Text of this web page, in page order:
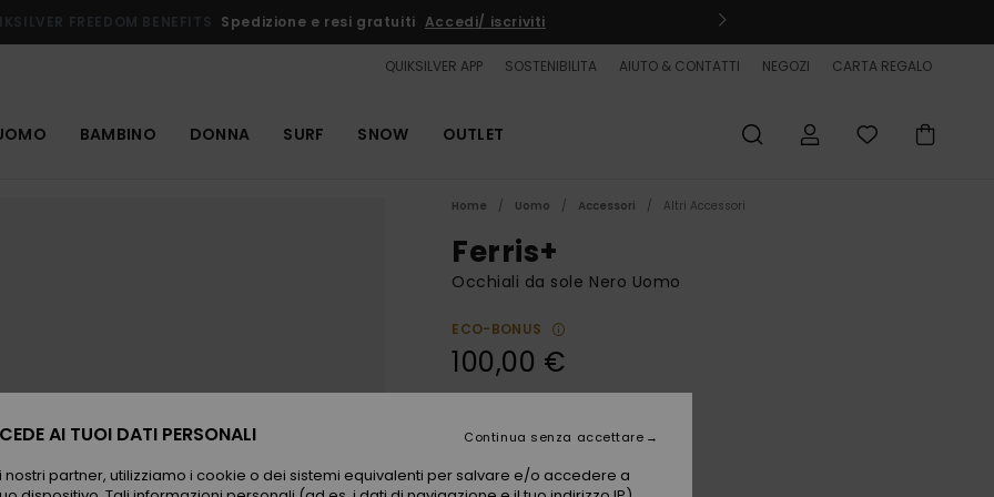
FREEDOM BENEFITS Spedizione e resi gratuiti Accedi/ iscriviti
QUIKSILVER APP SOSTENIBILITA AIUTO & CONTATTI NEGOZI CARTA REGALO
BAMBINO DONNA SURF SNOW OUTLET
Home Uomo Accessori Altri Accessori
Ferris+
Occhiali da sole Nero Uomo
ECO-BONUS
100,00 €
ColoriBlack/fl Silver
AI TUOI DATI PERSONALI
partner, utilizziamo i cookie o dei sistemi equivalenti per salvare e/o accedere a
Continua senza accettare